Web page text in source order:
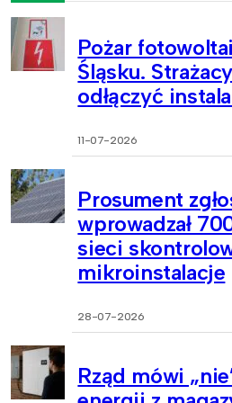
Pożar
Śląsku.
odłączyć
11-07-2026
Prosument
wprowadzał
sieci
mikroinstalacje
28-07-2026
Rząd mówi